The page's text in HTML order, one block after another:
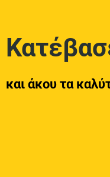
και άκου τα